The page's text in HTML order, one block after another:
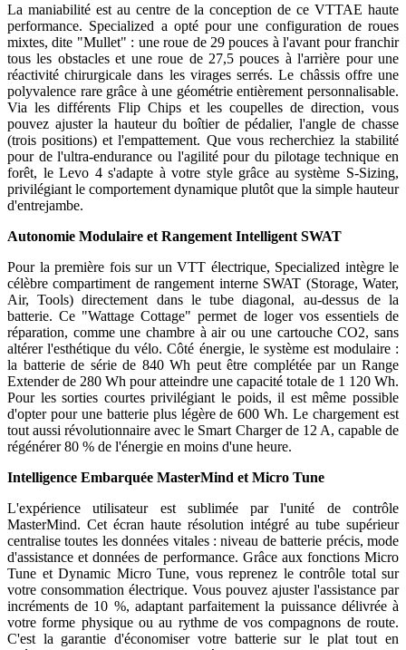
La maniabilité est au centre de la conception de ce VTTAE haute
performance. Specialized a opté pour une configuration de roues
mixtes, dite "Mullet" : une roue de 29 pouces à l'avant pour franchir
tous les obstacles et une roue de 27,5 pouces à l'arrière pour une
réactivité chirurgicale dans les virages serrés. Le châssis offre une
polyvalence rare grâce à une géométrie entièrement personnalisable.
Via les différents Flip Chips et les coupelles de direction, vous
pouvez ajuster la hauteur du boîtier de pédalier, l'angle de chasse
(trois positions) et l'empattement. Que vous recherchiez la stabilité
pour de l'ultra-endurance ou l'agilité pour du pilotage technique en
forêt, le Levo 4 s'adapte à votre style grâce au système S-Sizing,
privilégiant le comportement dynamique plutôt que la simple hauteur
d'entrejambe.
Autonomie Modulaire et Rangement Intelligent SWAT
Pour la première fois sur un VTT électrique, Specialized intègre le
célèbre compartiment de rangement interne SWAT (Storage, Water,
Air, Tools) directement dans le tube diagonal, au-dessus de la
batterie. Ce "Wattage Cottage" permet de loger vos essentiels de
réparation, comme une chambre à air ou une cartouche CO2, sans
altérer l'esthétique du vélo. Côté énergie, le système est modulaire :
la batterie de série de 840 Wh peut être complétée par un Range
Extender de 280 Wh pour atteindre une capacité totale de 1 120 Wh.
Pour les sorties courtes privilégiant le poids, il est même possible
d'opter pour une batterie plus légère de 600 Wh. Le chargement est
tout aussi révolutionnaire avec le Smart Charger de 12 A, capable de
régénérer 80 % de l'énergie en moins d'une heure.
Intelligence Embarquée MasterMind et Micro Tune
L'expérience utilisateur est sublimée par l'unité de contrôle
MasterMind. Cet écran haute résolution intégré au tube supérieur
centralise toutes les données vitales : niveau de batterie précis, mode
d'assistance et données de performance. Grâce aux fonctions Micro
Tune et Dynamic Micro Tune, vous reprenez le contrôle total sur
votre consommation électrique. Vous pouvez ajuster l'assistance par
incréments de 10 %, adaptant parfaitement la puissance délivrée à
votre forme physique ou au rythme de vos compagnons de route.
C'est la garantie d'économiser votre batterie sur le plat tout en